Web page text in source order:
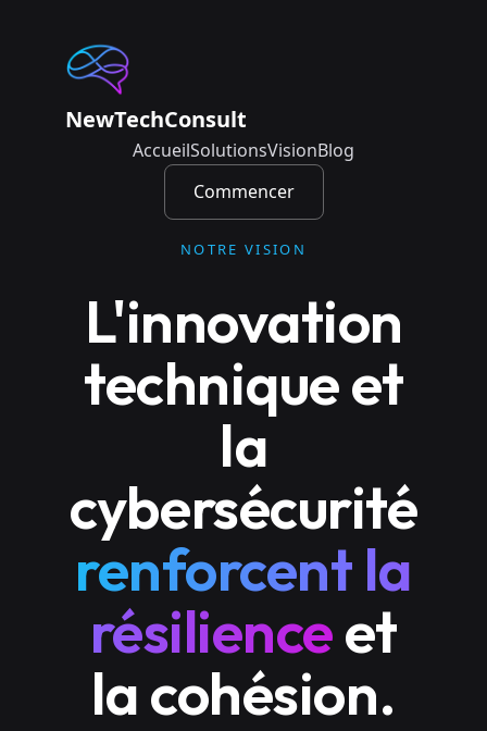
NewTechConsult
AccueilSolutionsVisionBlog
Commencer
NOTRE VISION
L'innovation
technique et
la
cybersécurité
renforcent la
résilienceet
la cohésion.